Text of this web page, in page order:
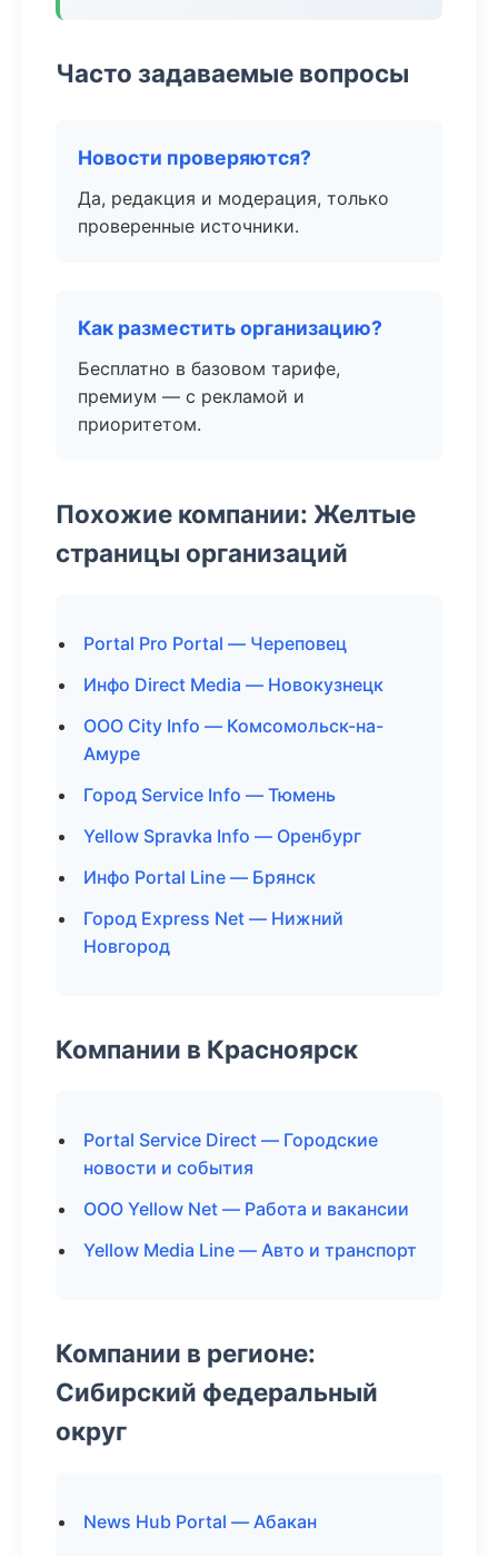
Часто задаваемые вопросы
Новости проверяются?
Да, редакция и модерация, только
проверенные источники.
Как разместить организацию?
Бесплатно в базовом тарифе,
премиум — с рекламой и
приоритетом.
Похожие компании: Желтые
страницы организаций
Portal Pro Portal — Череповец
Инфо Direct Media — Новокузнецк
ООО City Info — Комсомольск-на-
Амуре
Город Service Info — Тюмень
Yellow Spravka Info — Оренбург
Инфо Portal Line — Брянск
Город Express Net — Нижний
Новгород
Компании в Красноярск
Portal Service Direct — Городские
новости и события
ООО Yellow Net — Работа и вакансии
Yellow Media Line — Авто и транспорт
Компании в регионе:
Сибирский федеральный
округ
News Hub Portal — Абакан